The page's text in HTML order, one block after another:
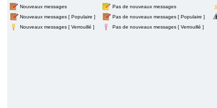
Nouveaux messages
Pas de nouveaux messages
Nouveaux messages [ Populaire ]
Pas de nouveaux messages [ Populaire ]
Nouveaux messages [ Verrouillé ]
Pas de nouveaux messages [ Verrouillé ]